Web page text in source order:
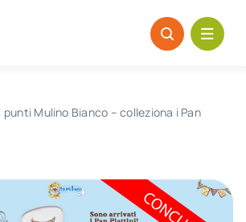
Mulino Bianco – colleziona i Pan